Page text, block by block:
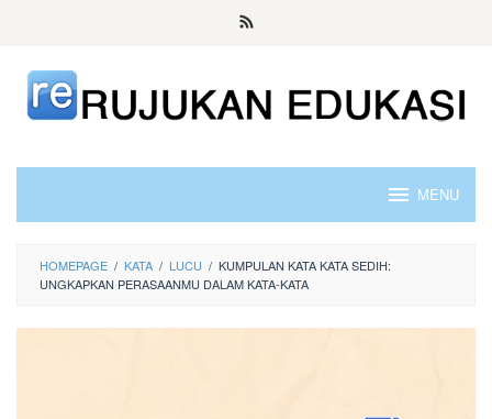
content
MENU
HOMEPAGE / KATA / LUCU / KUMPULAN KATA KATA SEDIH:
UNGKAPKAN PERASAANMU DALAM KATA-KATA